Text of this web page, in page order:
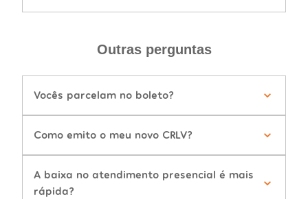
Outras perguntas
Vocês parcelam no boleto?
Como emito o meu novo CRLV?
A baixa no atendimento presencial é mais
rápida?